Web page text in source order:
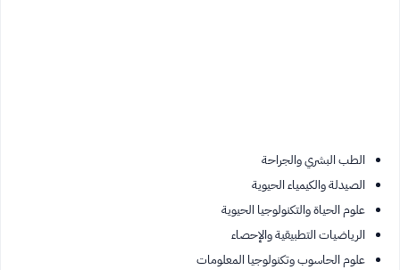
الطب البشري والجراحة
الصيدلة والكيمياء الحيوية
علوم الحياة والتكنولوجيا الحيوية
الرياضيات التطبيقية والإحصاء
علوم الحاسوب وتكنولوجيا المعلومات